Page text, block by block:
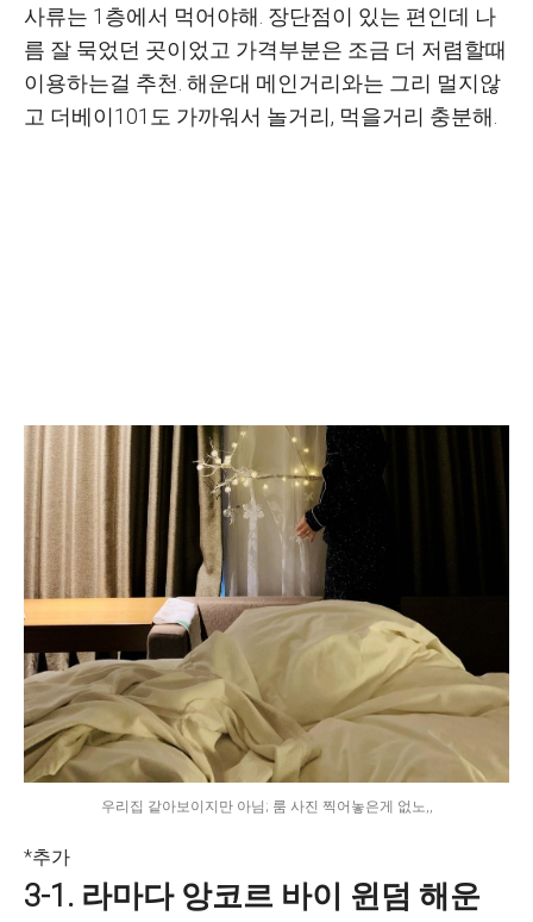
사류는 1층에서 먹어야해. 장단점이 있는 편인데 나
름 잘 묵었던 곳이었고 가격부분은 조금 더 저렴할때
이용하는걸 추천. 해운대 메인거리와는 그리 멀지않
고 더베이101도 가까워서 놀거리, 먹을거리 충분해.
우리집 같아보이지만 아님; 룸 사진 찍어놓은게 없노,,
*추가
3-1. 라마다 앙코르 바이 윈덤 해운